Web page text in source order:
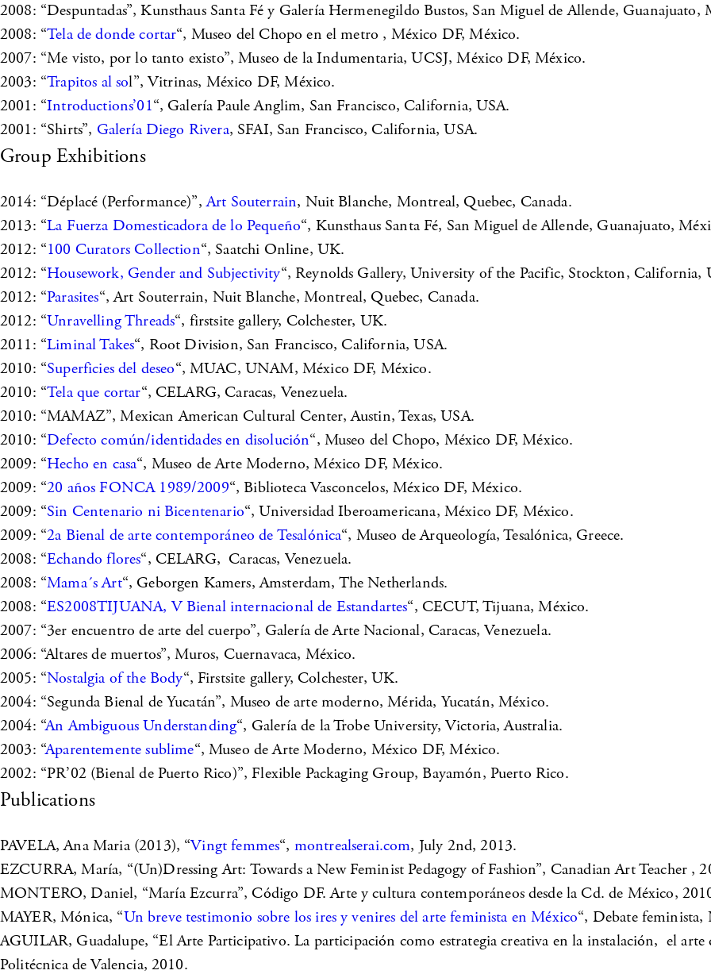
2008: “Despuntadas”, Kunsthaus Santa Fé y Galería Hermenegildo Bustos, San Miguel de Allende, Guanajuato,
2008: “Tela de donde cortar“, Museo del Chopo en el metro , México DF, México.
2007: “Me visto, por lo tanto existo”, Museo de la Indumentaria, UCSJ, México DF, México.
2003: “Trapitos al sol”, Vitrinas, México DF, México.
2001: “Introductions’01“, Galería Paule Anglim, San Francisco, California, USA.
2001: “Shirts”, Galería Diego Rivera, SFAI, San Francisco, California, USA.
Group Exhibitions
2014: “Déplacé (Performance)”,Art Souterrain, Nuit Blanche, Montreal, Quebec, Canada.
2013: “La Fuerza Domesticadora de lo Pequeño“, Kunsthaus Santa Fé, San Miguel de Allende, Guanajuato,
2012: “100 Curators Collection“, Saatchi Online, UK.
2012: “Housework, Gender and Subjectivity“, Reynolds Gallery, University of the Pacific, Stockton, California,
2012: “Parasites“, Art Souterrain, Nuit Blanche, Montreal, Quebec, Canada.
2012: “Unravelling Threads“, firstsite gallery, Colchester, UK.
2011: “Liminal Takes“, Root Division, San Francisco, California, USA.
2010: “Superficies del deseo“, MUAC, UNAM, México DF, México.
2010: “Tela que cortar“, CELARG, Caracas, Venezuela.
2010: “MAMAZ”, Mexican American Cultural Center, Austin, Texas, USA.
2010: “Defecto común/identidades en disolución“, Museo del Chopo, México DF, México.
2009: “Hecho en casa“, Museo de Arte Moderno, México DF, México.
2009: “20 años FONCA 1989/2009“, Biblioteca Vasconcelos, México DF, México.
2009: “Sin Centenario ni Bicentenario“, Universidad Iberoamericana, México DF, México.
2009: “2a Bienal de arte contemporáneo de Tesalónica“, Museo de Arqueología, Tesalónica, Greece.
2008: “Echando flores“, CELARG, Caracas, Venezuela.
2008: “Mama´s Art“, Geborgen Kamers, Amsterdam, The Netherlands.
2008: “ES2008TIJUANA, V Bienal internacional de Estandartes“, CECUT, Tijuana, México.
2007: “3er encuentro de arte del cuerpo”, Galería de Arte Nacional, Caracas, Venezuela.
2006: “Altares de muertos”, Muros, Cuernavaca, México.
2005: “Nostalgia of the Body“, Firstsite gallery, Colchester, UK.
2004: “Segunda Bienal de Yucatán”, Museo de arte moderno, Mérida, Yucatán, México.
2004: “An Ambiguous Understanding“, Galería de la Trobe University, Victoria, Australia.
2003: “Aparentemente sublime“, Museo de Arte Moderno, México DF, México.
2002: “PR’02 (Bienal de Puerto Rico)”, Flexible Packaging Group, Bayamón, Puerto Rico.
Publications
PAVELA, Ana Maria (2013), “Vingt femmes“, montrealserai.com, July 2nd, 2013.
EZCURRA, María, “(Un)Dressing Art: Towards a New Feminist Pedagogy of Fashion”, Canadian Art Teacher ,
MONTERO, Daniel, “María Ezcurra”, Código DF. Arte y cultura contemporáneos desde la Cd. de México,
MAYER, Mónica, “Un breve testimonio sobre los ires y venires del arte feminista en México“, Debate
AGUILAR, Guadalupe, “El Arte Participativo. La participación como estrategia creativa en la instalación, el
Politécnica de Valencia, 2010.